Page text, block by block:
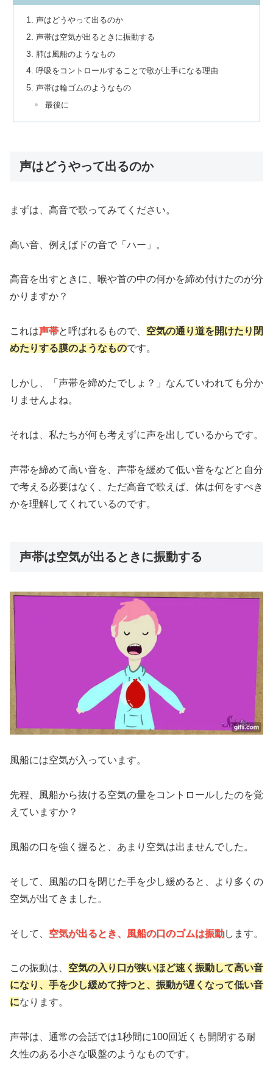
声はどうやって出るのか
声帯は空気が出るときに振動する
肺は風船のようなもの
呼吸をコントロールすることで歌が上手になる理由
声帯は輪ゴムのようなもの
最後に
声はどうやって出るのか
まずは、高音で歌ってみてください。
高い音、例えばドの音で「ハー」。
高音を出すときに、喉や首の中の何かを締め付けたのが分
かりますか？
これは声帯と呼ばれるもので、 空気の通り道を開けたり閉
めたりする膜のようなものです。
しかし、「声帯を締めたでしょ？」なんていわれても分か
りませんよね。
それは、私たちが何も考えずに声を出しているからです。
声帯を締めて高い音を、声帯を緩めて低い音をなどと自分
で考える必要はなく、ただ高音で歌えば、体は何をすべき
かを理解してくれているのです。
声帯は空気が出るときに振動する
風船には空気が入っています。
先程、風船から抜ける空気の量をコントロールしたのを覚
えていますか？
風船の口を強く握ると、あまり空気は出ませんでした。
そして、風船の口を閉じた手を少し緩めると、より多くの
空気が出てきました。
そして、 空気が出るとき、風船の口のゴムは振動します。
この振動は、 空気の入り口が狭いほど速く振動して高い音
になり、手を少し緩めて持つと、振動が遅くなって低い音
になります。
声帯は、通常の会話では1秒間に100回近くも開閉する耐
久性のある小さな吸盤のようなものです。